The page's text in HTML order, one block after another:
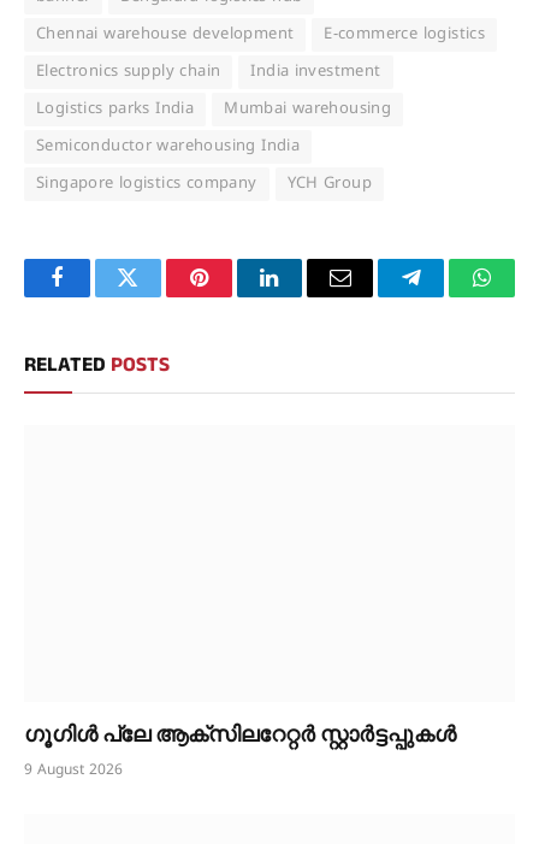
Chennai warehouse development
E-commerce logistics
Electronics supply chain
India investment
Logistics parks India
Mumbai warehousing
Semiconductor warehousing India
Singapore logistics company
YCH Group
FacebookTwitter PinterestLinkedInEmail Telegram
RELATED POSTS
ഗൂഗിൾ പ്ലേ ആക്സിലറേറ്റർ സ്റ്റാർട്ടപ്പുകൾ
9 August 2026